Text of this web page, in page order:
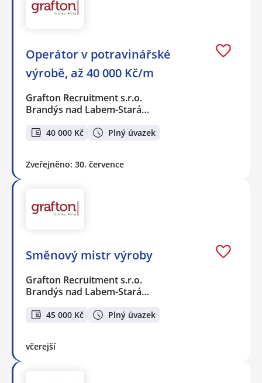
Operátor v potravinářské
výrobě, až 40 000 Kč/m
Grafton Recruitment s.r.o.
Brandýs nad Labem-Stará…
40 000 Kč Plný úvazek
Zveřejněno: 30. července
Směnový mistr výroby
Grafton Recruitment s.r.o.
Brandýs nad Labem-Stará…
45 000 Kč Plný úvazek
včerejší